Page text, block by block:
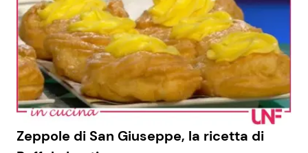
Zeppole di San Giuseppe, la ricetta di